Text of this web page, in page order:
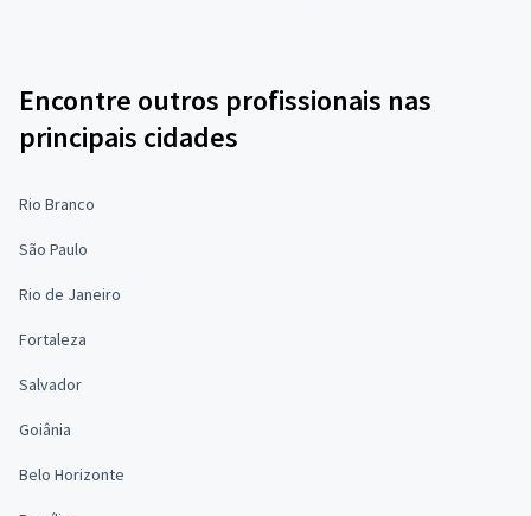
Encontre outros profissionais nas
principais cidades
Rio Branco
São Paulo
Rio de Janeiro
Fortaleza
Salvador
Goiânia
Belo Horizonte